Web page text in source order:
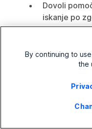
Dovoli
iskanje po
uporabnika–
prepisih,
uporabnika.
Povzetki in
ustvarjanje
By continuing to
the